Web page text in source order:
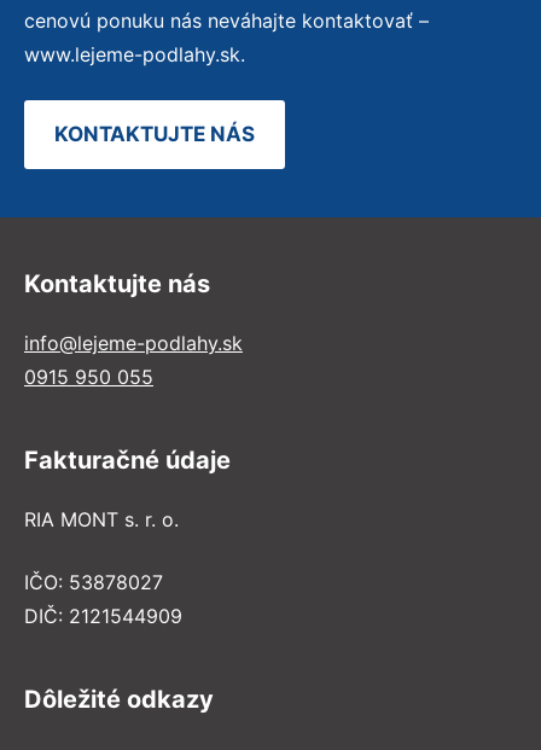
cenovú ponuku nás neváhajte kontaktovať –
www.lejeme-podlahy.sk.
KONTAKTUJTE NÁS
Kontaktujte nás
info@lejeme-podlahy.sk
0915 950 055
Fakturačné údaje
RIA MONT s. r. o.
IČO: 53878027
DIČ: 2121544909
Dôležité odkazy